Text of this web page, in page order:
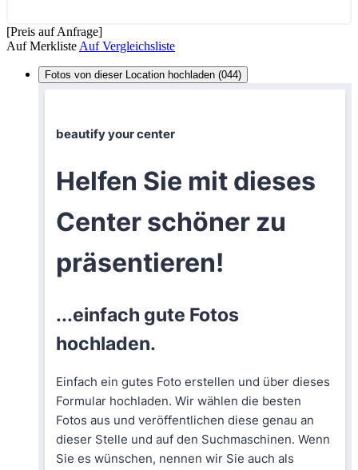
[Preis auf Anfrage]
Auf Merkliste Auf Vergleichsliste
Fotos von dieser Location hochladen (044)